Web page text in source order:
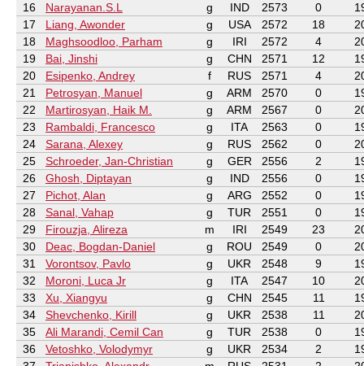
16
Narayanan.S.L g IND 2573 0
17
Liang, Awonder g USA 2572 18
18
Maghsoodloo, Parham g IRI 2572 4
19
Bai, Jinshi g CHN 2571 12
20
Esipenko, Andrey f RUS 2571 4
21
Petrosyan, Manuel g ARM 2570 0
22
Martirosyan, Haik M. g ARM 2567 0
23
Rambaldi, Francesco g ITA 2563 0
24
Sarana, Alexey g RUS 2562 0
25
Schroeder, Jan-Christian g GER 2556 2
26
Ghosh, Diptayan g IND 2556 0
27
Pichot, Alan g ARG 2552 0
28
Sanal, Vahap g TUR 2551 0
29
Firouzja, Alireza m IRI 2549 23
30
Deac, Bogdan-Daniel g ROU 2549 0
31
Vorontsov, Pavlo g UKR 2548 9
32
Moroni, Luca Jr g ITA 2547 10
33
Xu, Xiangyu g CHN 2545 11
34
Shevchenko, Kirill g UKR 2538 11
35
Ali Marandi, Cemil Can g TUR 2538 0
36
Vetoshko, Volodymyr g UKR 2534 2